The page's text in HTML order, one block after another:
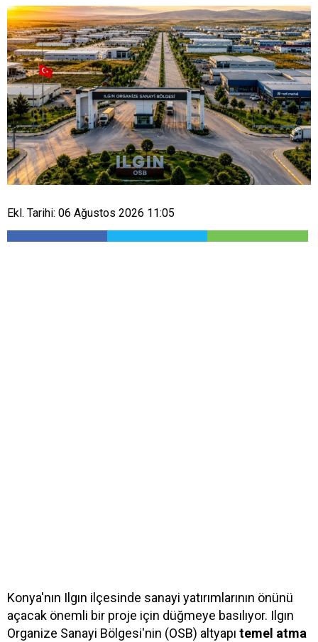
Ekl. Tarihi: 06 Ağustos 2026 11:05
Konya'nın Ilgın ilçesinde sanayi yatırımlarının önünü
açacak önemli bir proje için düğmeye basılıyor. Ilgın
Organize Sanayi Bölgesi'nin (OSB) altyapı temel atma